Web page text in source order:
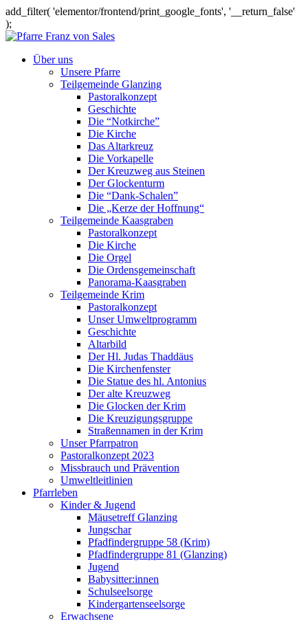
add_filter( 'elementor/frontend/print_google_fonts', '__return_false'
);
Über uns
Unsere Pfarre
Teilgemeinde Glanzing
Pastoralkonzept
Geschichte
Die “Notkirche”
Die Kirche
Das Altarkreuz
Die Vorkapelle
Der Kreuzweg aus Steinen
Der Glockenturm
Die “Dank-Schalen”
Die „Kerze der Hoffnung“
Teilgemeinde Kaasgraben
Pastoralkonzept
Die Kirche
Die Orgel
Die Ordensgemeinschaft
Panorama-Kaasgraben
Teilgemeinde Krim
Pastoralkonzept
Unser Umweltprogramm
Geschichte
Altarbild
Der Hl. Judas Thaddäus
Die Kirchenfenster
Die Statue des hl. Antonius
Der alte Kreuzweg
Die Glocken der Krim
Die Kreuzigungsgruppe
Straßennamen in der Krim
Unser Pfarrpatron
Pastoralkonzept 2023
Missbrauch und Prävention
Umweltleitlinien
Pfarrleben
Kinder & Jugend
Mäusetreff Glanzing
Jungschar
Pfadfindergruppe 58 (Krim)
Pfadfindergruppe 81 (Glanzing)
Jugend
Babysitter:innen
Schulseelsorge
Kindergartenseelsorge
Erwachsene